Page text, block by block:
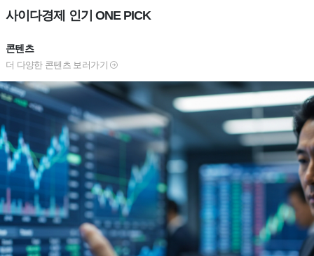
사이다경제 인기 ONE PICK
콘텐츠
더 다양한 콘텐츠 보러가기